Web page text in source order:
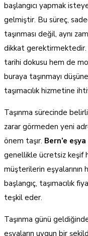
başlangıcı yapmak
gelmiştir. Bu süreç,
taşınması değil, aynı
dikkat gerektirmektedir.
tarihi dokusu hem de
buraya taşınmayı
taşımacılık hizmetine
Taşınma sürecinde
zarar görmeden yeni
önem taşır. Bern’e eşya
genellikle ücretsiz keşif
müşterilerin eşyalarının
başlangıç, taşımacılık
teşkil eder.
Taşınma günü
eşyaların uygun bir